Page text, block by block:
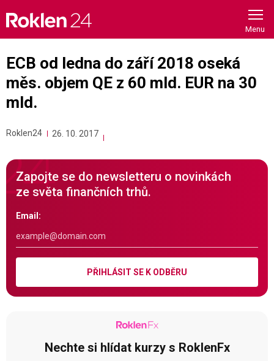
content
ECB od ledna do září 2018 oseká
měs. objem QE z 60 mld. EUR na 30
mld.
Roklen24 26. 10. 2017
Zapojte se do newsletteru o novinkách
ze světa finančních trhů.
Email:
PŘIHLÁSIT SE K ODBĚRU
Nechte si hlídat kurzy s RoklenFx